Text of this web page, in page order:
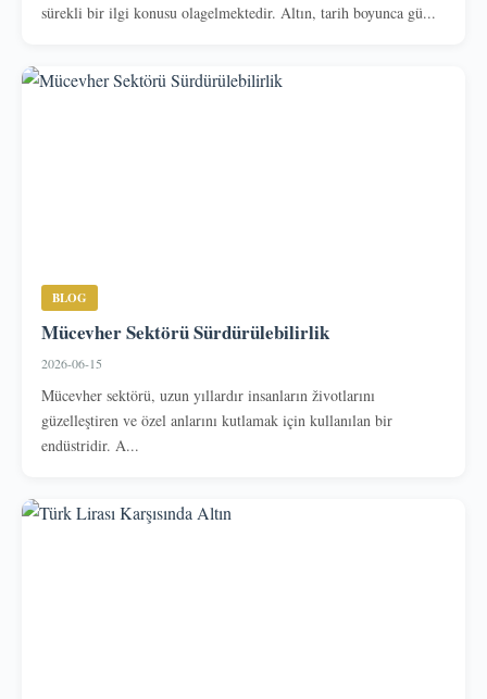
sürekli bir ilgi konusu olagelmektedir. Altın, tarih boyunca gü...
BLOG
Mücevher Sektörü Sürdürülebilirlik
2026-06-15
Mücevher sektörü, uzun yıllardır insanların životlarını
güzelleştiren ve özel anlarını kutlamak için kullanılan bir
endüstridir. A...